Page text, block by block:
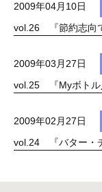
2009年04月10日
vol.26 『節約志向
2009年03月27日
vol.25 『Myボトル
2009年02月27日
vol.24 『バター・